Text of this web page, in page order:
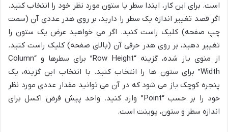
است. برای این کار، ابتدا سطر یا ستون مورد نظر خود را انتخاب کنید.
اگر قصد تغییر اندازه یک سطر را دارید، بر روی هدر عددی آن (سمت
چپ صفحه) کلیک راست کنید. اگر می خواهید عرض یک ستون را
تغییر دهید، بر روی هدر حرفی آن (بالای صفحه) کلیک راست کنید.
از منوی باز شده، گزینه “Row Height” برای سطرها و “Column
Width” برای ستون ها را انتخاب کنید. با انتخاب این گزینه، یک
پنجره کوچک باز می شود که در آن می توانید مقدار عددی مورد نظر
خود را بر حسب “Point” وارد کنید. واحد پیش فرض اکسل برای
اندازه سطر و ستون، پوینت است.